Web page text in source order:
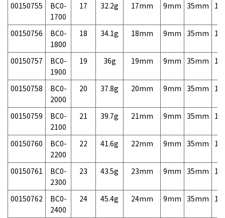
00150755
BC0-
1700
17 32.2g 17mm 9mm 35mm
00150756
BC0-
1800
18 34.1g 18mm 9mm 35mm
00150757
BC0-
1900
19 36g 19mm 9mm 35mm
00150758
BC0-
2000
20 37.8g 20mm 9mm 35mm
00150759
BC0-
2100
21 39.7g 21mm 9mm 35mm
00150760
BC0-
2200
22 41.6g 22mm 9mm 35mm
00150761
BC0-
2300
23 43.5g 23mm 9mm 35mm
00150762
BC0-
2400
24 45.4g 24mm 9mm 35mm